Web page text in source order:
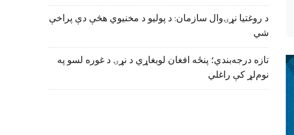
د روغتیا نړۍوال سازمان: د پولیو د مخنیوي هڅې دې پراخې
شي
تازه درجه‌بندي؛ پنځه افغان لوبغاړي د نړۍ د غوره لسو په
نوم‌لړ کې راغلي